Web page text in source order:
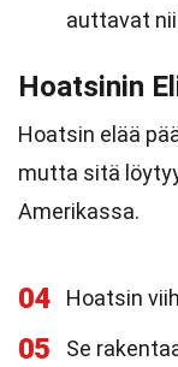
auttavat
Hoatsinin
Hoatsin elää
mutta sitä
Amerikassa.
04 Hoatsin
05
Se